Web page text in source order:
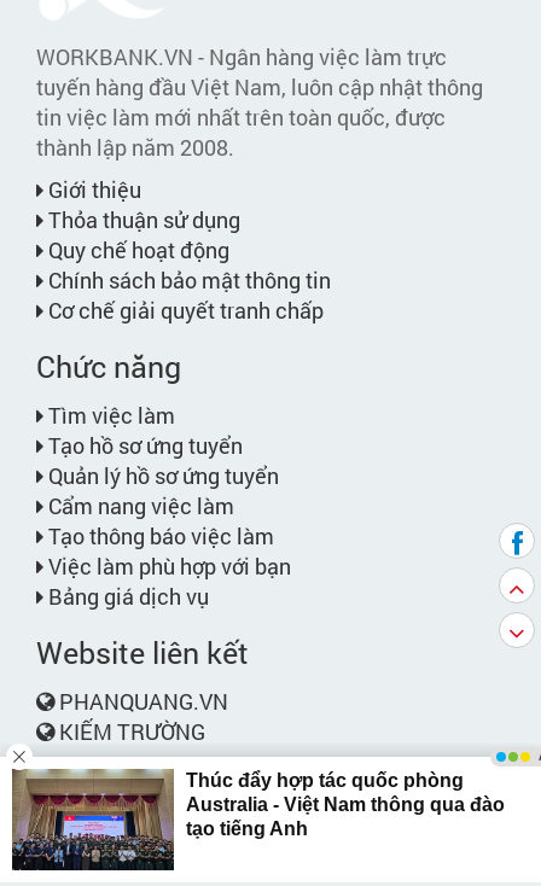
WORKBANK.VN - Ngân hàng việc làm trực
tuyến hàng đầu Việt Nam, luôn cập nhật thông
tin việc làm mới nhất trên toàn quốc, được
thành lập năm 2008.
Giới thiệu
Thỏa thuận sử dụng
Quy chế hoạt động
Chính sách bảo mật thông tin
Cơ chế giải quyết tranh chấp
Chức năng
Tìm việc làm
Tạo hồ sơ ứng tuyển
Quản lý hồ sơ ứng tuyển
Cẩm nang việc làm
Tạo thông báo việc làm
Việc làm phù hợp với bạn
Bảng giá dịch vụ
Website liên kết
PHANQUANG.VN
KIẾM TRƯỜNG
Liên hệ
Phone:
028.6264.9264 / 028.6264.9283